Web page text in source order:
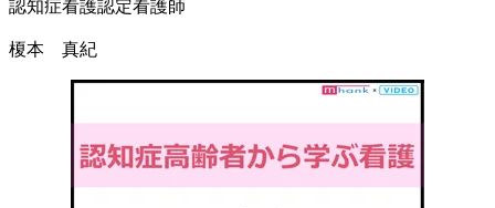
認知症看護認定看護師
榎本 真紀